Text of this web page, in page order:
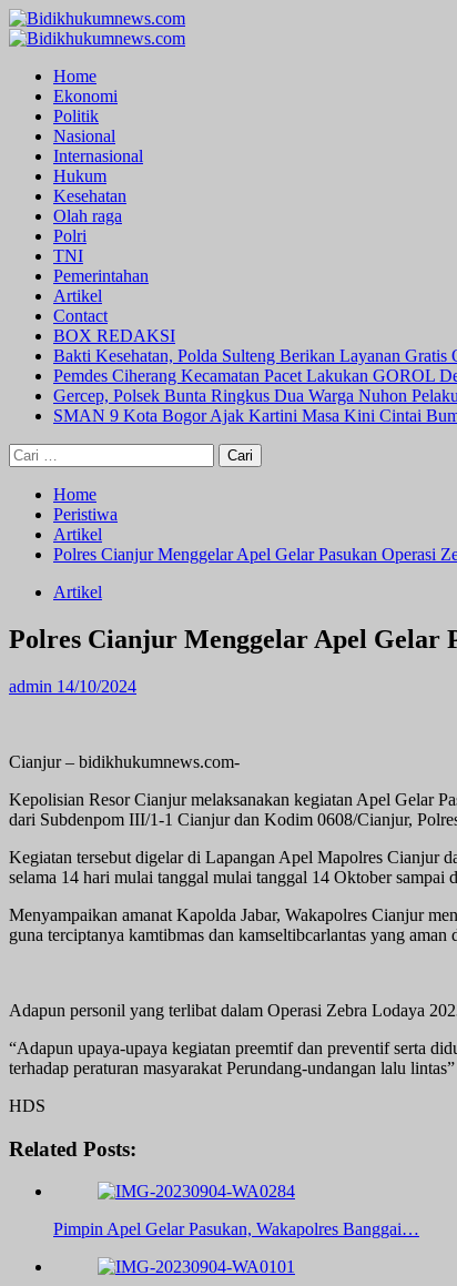
Skip
to
Primary
Home
Ekonomi
Politik
Nasional
Internasional
Hukum
Kesehatan
Olah raga
Polri
TNI
Pemerintahan
Artikel
Contact
BOX REDAKSI
Bakti Kesehatan, Polda Sulteng Berikan Layanan Gratis
Pemdes Ciherang Kecamatan Pacet Lakukan GOROL
Gercep, Polsek Bunta Ringkus Dua Warga Nuhon
SMAN 9 Kota Bogor Ajak Kartini Masa Kini Cintai
Cari
untuk:
Home
Peristiwa
Artikel
Polres Cianjur Menggelar Apel Gelar Pasukan Operasi
Artikel
Polres Cianjur Menggelar Apel Gelar
admin 14/10/2024
Cianjur – bidikhukumnews.com-
Kepolisian Resor Cianjur melaksanakan kegiatan Apel Gelar
dari Subdenpom III/1-1 Cianjur dan Kodim 0608/Cianjur,
Kegiatan tersebut digelar di Lapangan Apel Mapolres
selama 14 hari mulai tanggal mulai tanggal 14 Oktober sampai
Menyampaikan amanat Kapolda Jabar, Wakapolres Cianjur
guna terciptanya kamtibmas dan kamseltibcarlantas yang aman
Adapun personil yang terlibat dalam Operasi Zebra Lodaya
“Adapun upaya-upaya kegiatan preemtif dan preventif serta
terhadap peraturan masyarakat Perundang-undangan lalu
HDS
Related Posts:
Pimpin Apel Gelar Pasukan, Wakapolres Banggai…